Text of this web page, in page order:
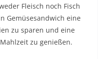
Fleisch noch Fisch
Gemüsesandwich eine
zu sparen und eine
zu genießen.